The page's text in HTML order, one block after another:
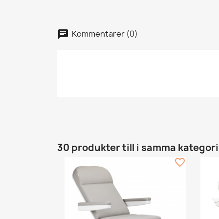
Kommentarer (0)
30 produkter till i samma kategori
favorite_border